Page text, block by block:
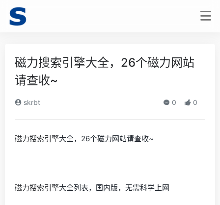
磁力搜索引擎大全，26个磁力网站
请查收~
skrbt 0 0
磁力搜索引擎大全，26个磁力网站请查收~
磁力搜索引擎大全列表，国内版，无需科学上网